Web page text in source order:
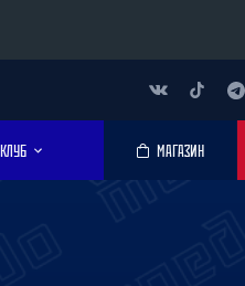
КЛУБ МАГАЗИН